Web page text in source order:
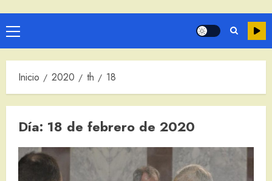
Menú
principal
Inicio 2020 th 18
Día: 18 de febrero de 2020